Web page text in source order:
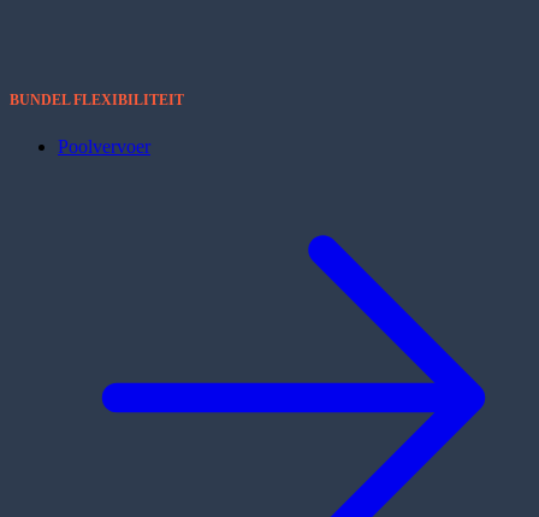
BUNDEL FLEXIBILITEIT
Poolvervoer